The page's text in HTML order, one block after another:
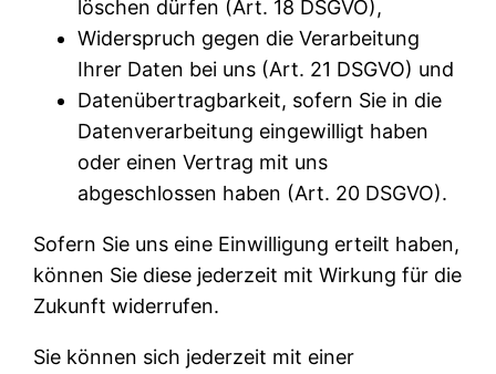
löschen dürfen (Art. 18 DSGVO),
Widerspruch gegen die Verarbeitung
Ihrer Daten bei uns (Art. 21 DSGVO) und
Datenübertragbarkeit, sofern Sie in die
Datenverarbeitung eingewilligt haben
oder einen Vertrag mit uns
abgeschlossen haben (Art. 20 DSGVO).
Sofern Sie uns eine Einwilligung erteilt haben,
können Sie diese jederzeit mit Wirkung für die
Zukunft widerrufen.
Sie können sich jederzeit mit einer